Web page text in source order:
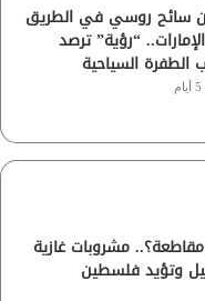
سائح روسي في الطريق
“رؤية” ترصد
الطفرة السياحية
مشروبات غازية
وتؤيد فلسطين